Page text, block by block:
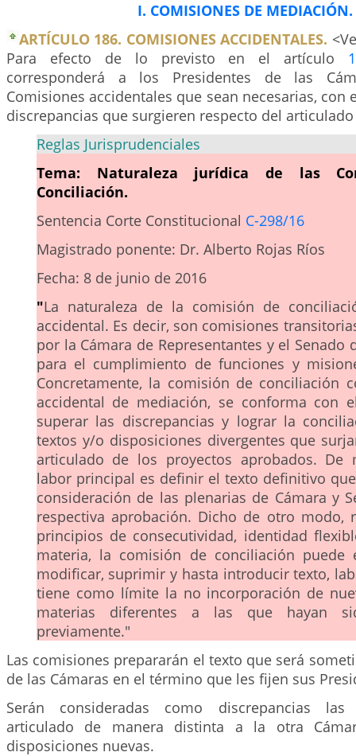
I. COMISIONES DE MEDIACIÓN.
ARTÍCULO 186. COMISIONES ACCIDENTALES.
Para efecto de lo previsto en el artículo
corresponderá a los Presidentes de las
Comisiones accidentales que sean necesarias, con
discrepancias que surgieren respecto del
Reglas Jurisprudenciales
Tema: Naturaleza jurídica de las
Conciliación.
Sentencia Corte Constitucional C-298/16
Magistrado ponente: Dr. Alberto Rojas Ríos
Fecha: 8 de junio de 2016
"La naturaleza de la comisión de
accidental. Es decir, son comisiones
por la Cámara de Representantes y el Senado
para el cumplimiento de funciones y
Concretamente, la comisión de conciliación
accidental de mediación, se conforma con
superar las discrepancias y lograr la
textos y/o disposiciones divergentes que
articulado de los proyectos aprobados. De
labor principal es definir el texto definitivo
consideración de las plenarias de Cámara y
respectiva aprobación. Dicho de otro modo,
principios de consecutividad, identidad
materia, la comisión de conciliación puede
modificar, suprimir y hasta introducir texto,
tiene como límite la no incorporación de
materias diferentes a las que hayan
previamente."
Las comisiones prepararán el texto que será
de las Cámaras en el término que les fijen sus
Serán consideradas como discrepancias las
articulado de manera distinta a la otra
disposiciones nuevas.